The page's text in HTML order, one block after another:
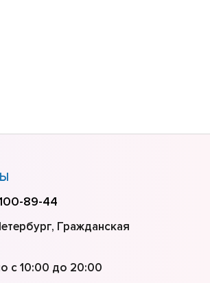
89-44
Гражданская
с 10:00 до 20:00